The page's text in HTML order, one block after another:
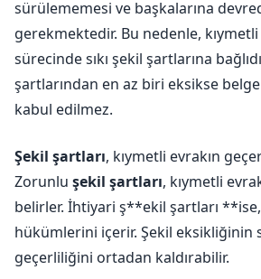
sürülememesi ve başkalarına
gerekmektedir. Bu nedenle,
sürecinde sıkı şekil şartlarına
şartlarından en az biri eksikse
kabul edilmez.
Şekil şartları, kıymetli evrakın
Zorunlu şekil şartları, kıymetli
belirler. İhtiyari ş**ekil şartları **ise,
hükümlerini içerir. Şekil eksikliğinin
geçerliliğini ortadan kaldırabilir.